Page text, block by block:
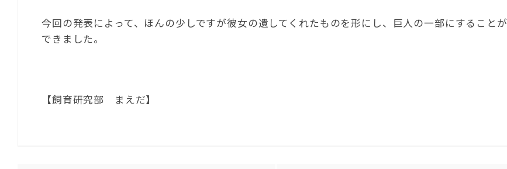
今回の発表によって、ほんの少しですが彼女の遺してくれたものを形にし、巨人の一部にすることが
できました。
【飼育研究部 まえだ】